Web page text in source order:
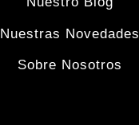
página
Nuestras Novedades
Sobre Nosotros